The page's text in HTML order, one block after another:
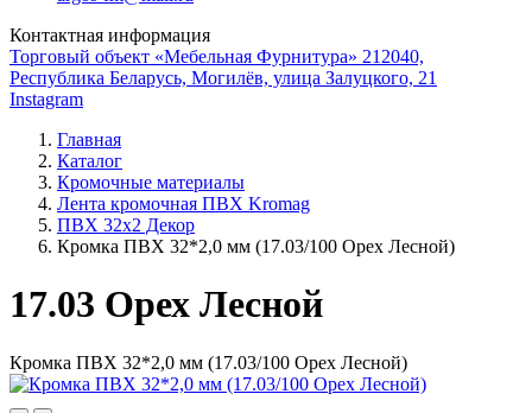
Контактная информация
Торговый объект «Мебельная Фурнитура» 212040,
Республика Беларусь, Могилёв, улица Залуцкого, 21
Instagram
Главная
Каталог
Кромочные материалы
Лента кромочная ПВХ Kromag
ПВХ 32x2 Декор
Кромка ПВХ 32*2,0 мм (17.03/100 Орех Лесной)
17.03 Орех Лесной
Кромка ПВХ 32*2,0 мм (17.03/100 Орех Лесной)